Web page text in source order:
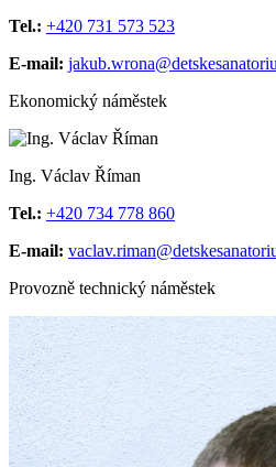
Tel.: +420 731 573 523
E-mail:
Ekonomický náměstek
Ing. Václav Říman
Tel.: +420 734 778 860
E-mail:
Provozně technický náměstek